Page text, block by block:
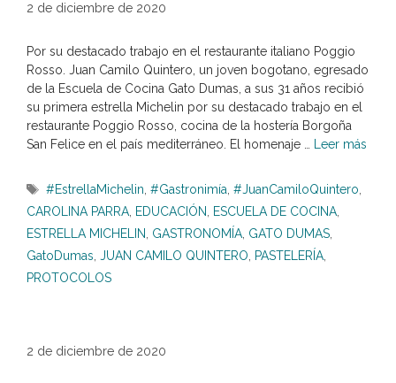
2 de diciembre de 2020
Por su destacado trabajo en el restaurante italiano Poggio
Rosso. Juan Camilo Quintero, un joven bogotano, egresado
de la Escuela de Cocina Gato Dumas, a sus 31 años recibió
su primera estrella Michelin por su destacado trabajo en el
restaurante Poggio Rosso, cocina de la hostería Borgoña
San Felice en el país mediterráneo. El homenaje …
Leer más
Etiquetas
#EstrellaMichelin ,#Gastronimía ,#JuanCamiloQuintero
CAROLINA PARRA EDUCACIÓN ESCUELA DE COCINA
ESTRELLA MICHELIN
GASTRONOMÍA GATO DUMAS
GatoDumas JUAN CAMILO QUINTERO PASTELERÍA
PROTOCOLOS
2 de diciembre de 2020